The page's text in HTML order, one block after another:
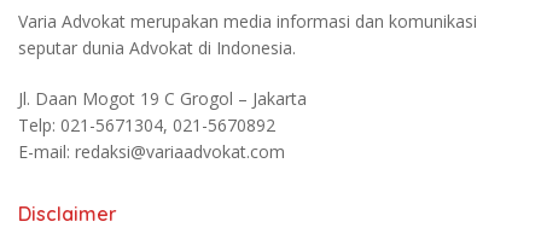
Varia Advokat merupakan media informasi dan komunikasi
seputar dunia Advokat di Indonesia.
Jl. Daan Mogot 19 C Grogol – Jakarta
Telp: 021-5671304, 021-5670892
E-mail: redaksi@variaadvokat.com
Disclaimer